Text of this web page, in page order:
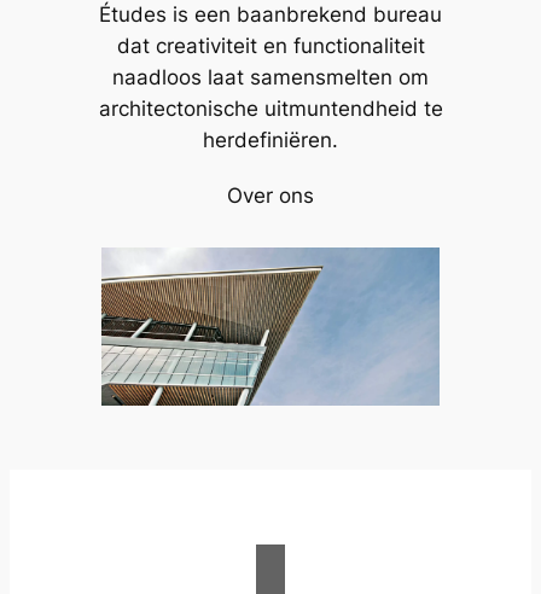
Études is een baanbrekend bureau
dat creativiteit en functionaliteit
naadloos laat samensmelten om
architectonische uitmuntendheid te
herdefiniëren.
Over ons